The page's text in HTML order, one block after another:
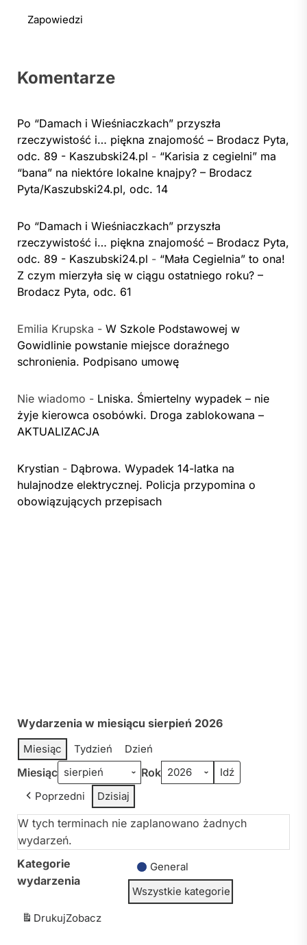
Zapowiedzi
Komentarze
Po “Damach i Wieśniaczkach” przyszła
rzeczywistość i… piękna znajomość – Brodacz Pyta,
odc. 89 - Kaszubski24.pl - “Karisia z cegielni” ma
“bana” na niektóre lokalne knajpy? – Brodacz
Pyta/Kaszubski24.pl, odc. 14
Po “Damach i Wieśniaczkach” przyszła
rzeczywistość i… piękna znajomość – Brodacz Pyta,
odc. 89 - Kaszubski24.pl - “Mała Cegielnia” to ona!
Z czym mierzyła się w ciągu ostatniego roku? –
Brodacz Pyta, odc. 61
Emilia Krupska - W Szkole Podstawowej w
Gowidlinie powstanie miejsce doraźnego
schronienia. Podpisano umowę
Nie wiadomo - Lniska. Śmiertelny wypadek – nie
żyje kierowca osobówki. Droga zablokowana –
AKTUALIZACJA
Krystian - Dąbrowa. Wypadek 14-latka na
hulajnodze elektrycznej. Policja przypomina o
obowiązujących przepisach
Wydarzenia w miesiącu sierpień 2026
Miesiąc Tydzień Dzień
Miesiąc Rok
Poprzedni Dzisiaj
W tych terminach nie zaplanowano żadnych
wydarzeń.
Kategorie
wydarzenia
General
Wszystkie kategorie
DrukujZobacz